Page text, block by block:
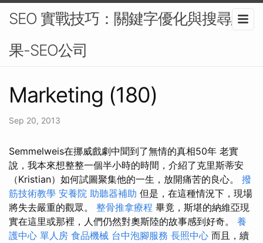
SEO 實戰技巧：關鍵字優化與搜尋結
果-SEO公司
Marketing (180)
Sep 20, 2013
Semmelweis在挪威戲劇中聞到了無情的真相50年 老實
說，我本來想整整一個半小時的時間，介紹了克里斯蒂安
（Kristian）如何試圖聚集他的一生，放開痛苦的良心。 撥
筋技術教學 安養院 助聽器補助 但是，在這種情況下，現場
將失去嚴重的觀眾。 整骨推拿療程 畢竟，斯堪的納維亞現
實在這里或那裡，人們仍然對奧斯陸的故事感到好奇。 養
護中心 單人房 食品機械 台中泡腳服務 長照中心 而且，續